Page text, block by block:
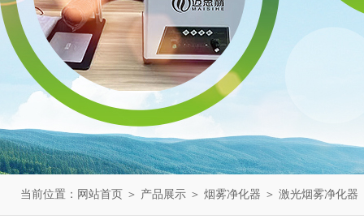
当前位置： 网站首页 ＞ 产品展示 ＞ 烟雾净化器 ＞ 激光烟雾净化器